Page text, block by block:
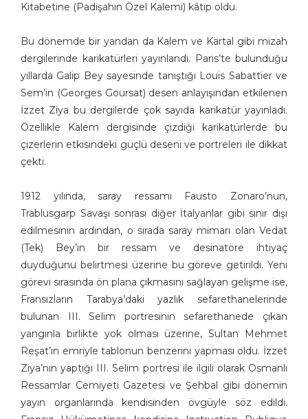
Kitabetine (Padişahın Özel Kalemi) kâtip oldu.
Bu dönemde bir yandan da Kalem ve Kartal gibi mizah
dergilerinde karikatürleri yayınlandı. Paris’te bulunduğu
yıllarda Galip Bey sayesinde tanıştığı Louis Sabattier ve
Sem’in (Georges Goursat) desen anlayışından etkilenen
İzzet Ziya bu dergilerde çok sayıda karikatür yayınladı.
Özellikle Kalem dergisinde çizdiği karikatürlerde bu
çizerlerin etkisindeki güçlü deseni ve portreleri ile dikkat
çekti.
1912 yılında, saray ressamı Fausto Zonaro’nun,
Trablusgarp Savaşı sonrası diğer İtalyanlar gibi sınır dışı
edilmesinin ardından, o sırada saray mimarı olan Vedat
(Tek) Bey’in bir ressam ve desinatöre ihtiyaç
duyduğunu belirtmesi üzerine bu göreve getirildi. Yeni
görevi sırasında ön plana çıkmasını sağlayan gelişme ise,
Fransızların Tarabya’daki yazlık sefarethanelerinde
bulunan III. Selim portresinin sefarethanede çıkan
yangınla birlikte yok olması üzerine, Sultan Mehmet
Reşat’ın emriyle tablonun benzerini yapması oldu. İzzet
Ziya’nın yaptığı III. Selim portresi ile ilgili olarak Osmanlı
Ressamlar Cemiyeti Gazetesi ve Şehbal gibi dönemin
yayın organlarında kendisinden övgüyle söz edildi.